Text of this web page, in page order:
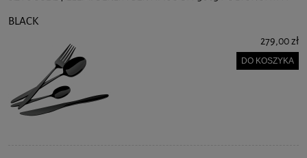
BLACK
279,00 zł
DO KOSZYKA